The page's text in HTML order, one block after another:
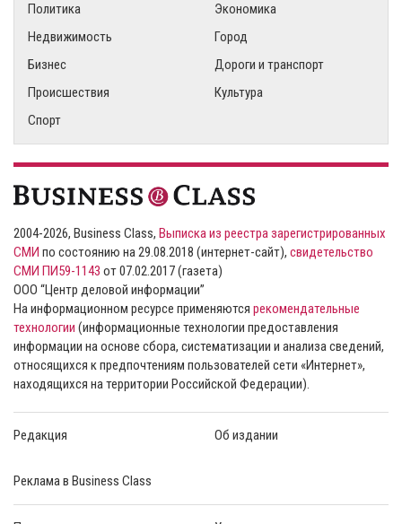
Политика
Экономика
Недвижимость
Город
Бизнес
Дороги и транспорт
Происшествия
Культура
Спорт
2004-2026, Business Class, Выписка из реестра зарегистрированных
СМИ по состоянию на 29.08.2018 (интернет-сайт), свидетельство
СМИ ПИ59-1143 от 07.02.2017 (газета)
ООО “Центр деловой информации”
На информационном ресурсе применяются рекомендательные
технологии (информационные технологии предоставления
информации на основе сбора, систематизации и анализа сведений,
относящихся к предпочтениям пользователей сети «Интернет»,
находящихся на территории Российской Федерации).
Редакция Об издании
Реклама в Business Class